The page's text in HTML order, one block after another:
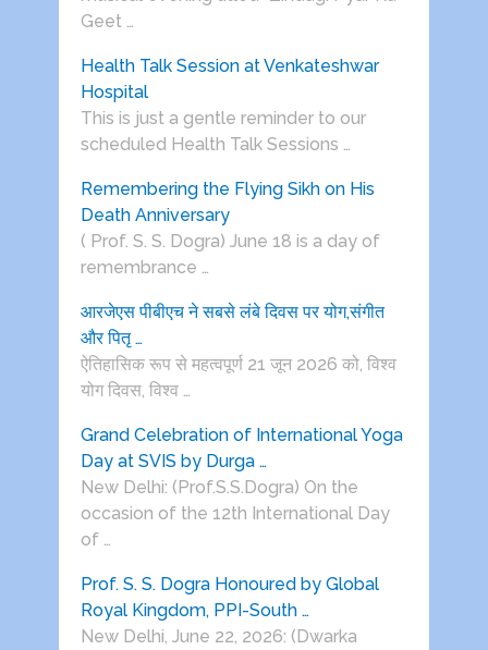
Geet …
Health Talk Session at Venkateshwar
Hospital
This is just a gentle reminder to our
scheduled Health Talk Sessions …
Remembering the Flying Sikh on His
Death Anniversary
( Prof. S. S. Dogra) June 18 is a day of
remembrance …
आरजेएस पीबीएच ने सबसे लंबे दिवस पर योग,संगीत
और पितृ …
ऐतिहासिक रूप से महत्वपूर्ण 21 जून 2026 को, विश्व
योग दिवस, विश्व …
Grand Celebration of International Yoga
Day at SVIS by Durga …
New Delhi: (Prof.S.S.Dogra) On the
occasion of the 12th International Day
of …
Prof. S. S. Dogra Honoured by Global
Royal Kingdom, PPI-South …
New Delhi, June 22, 2026: (Dwarka